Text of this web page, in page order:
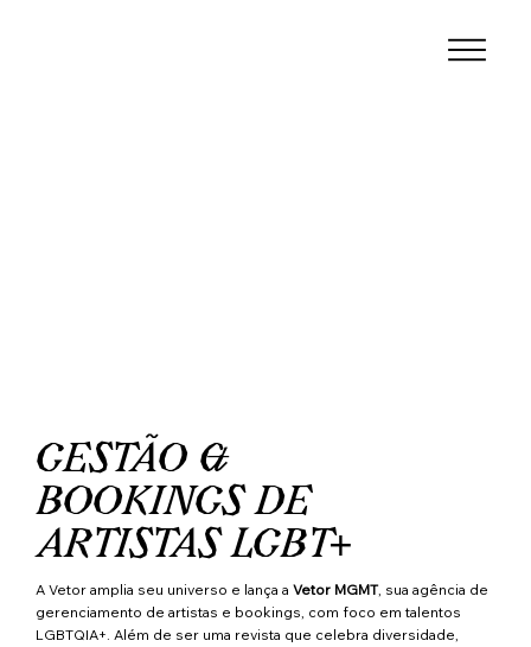
GESTÃO &
BOOKINGS DE
ARTISTAS LGBT+
A Vetor amplia seu universo e lança a Vetor MGMT, sua agência de
gerenciamento de artistas e bookings, com foco em talentos
LGBTQIA+. Além de ser uma revista que celebra diversidade,